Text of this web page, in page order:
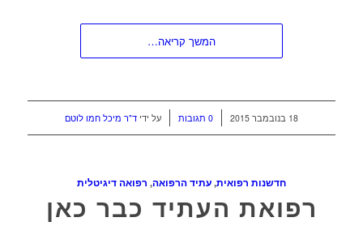
המשך קריאה…
18 בנובמבר 2015 / 0 תגובות על ידי ד"ר מיכל חמו לוטם
חדשנות רפואית,עתיד הרפואה, רפואה דיגיטלית
רפואת העתיד כבר כאן